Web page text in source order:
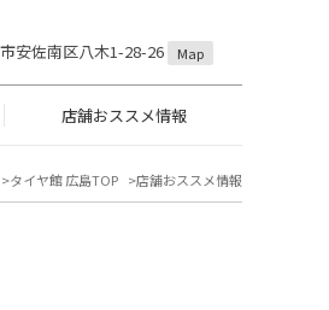
安佐南区八木1-28-26 Map
店舗おススメ情報
タイヤ館 広島TOP 店舗おススメ情報